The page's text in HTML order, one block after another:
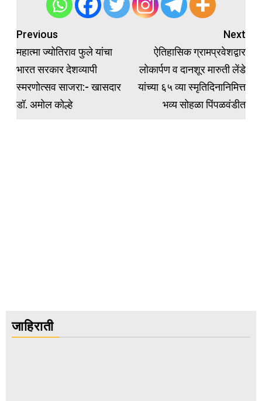
Post
navigation
Previous
महात्मा ज्योतिराव फुले यांचा
भारत सरकार देशव्यापी
स्मरणोत्सव साजरा:- खासदार
डॉ. अमोल कोल्हे
Next
ऐतिहासिक ग्रामप्रवेशद्वार
लोकार्पण व दानशूर मारुती लेंडे
यांच्या ६५ व्या स्मृतिदिनानिमित्त
भव्य सोहळा पिंपळवंडीत
जाहिराती